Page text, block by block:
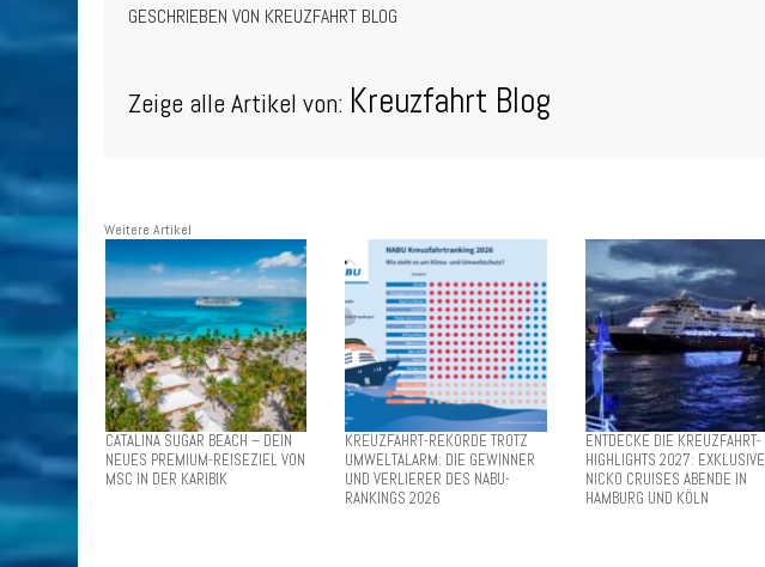
GESCHRIEBEN VON KREUZFAHRT BLOG
Zeige alle Artikel von: Kreuzfahrt Blog
Weitere Artikel
CATALINA SUGAR BEACH – DEIN
NEUES PREMIUM-REISEZIEL VON
MSC IN DER KARIBIK
KREUZFAHRT-REKORDE TROTZ
UMWELTALARM: DIE GEWINNER
UND VERLIERER DES NABU-
RANKINGS 2026
ENTDECKE DIE KREUZFAHRT-
HIGHLIGHTS 2027: EXKLUSIVE
NICKO CRUISES ABENDE IN
HAMBURG UND KÖLN